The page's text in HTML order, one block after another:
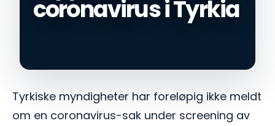
coronavirus i Tyrkia
Tyrkiske myndigheter har foreløpig ikke meldt
om en coronavirus-sak under screening av